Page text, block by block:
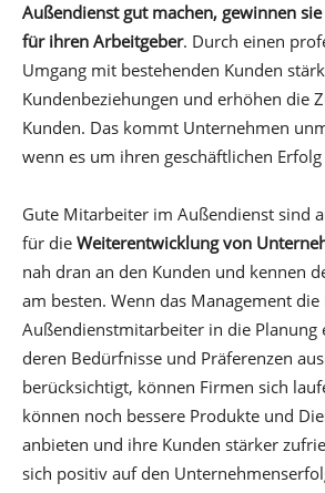
Außendienst gut machen, gewinnen
für ihren Arbeitgeber. Durch einen
Umgang mit bestehenden Kunden
Kundenbeziehungen und erhöhen die
Kunden. Das kommt Unternehmen
wenn es um ihren geschäftlichen Erfolg
Gute Mitarbeiter im Außendienst sind
für die Weiterentwicklung von
nah dran an den Kunden und kennen
am besten. Wenn das Management
Außendienstmitarbeiter in die Planung
deren Bedürfnisse und Präferenzen
berücksichtigt, können Firmen sich
können noch bessere Produkte und
anbieten und ihre Kunden stärker
sich positiv auf den